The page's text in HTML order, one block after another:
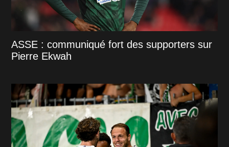
ASSE : communiqué fort des supporters sur
Pierre Ekwah